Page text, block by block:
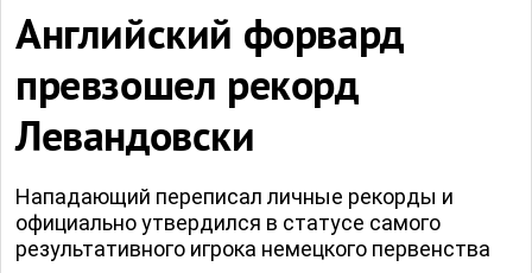
Английский форвард
превзошел рекорд
Левандовски
Нападающий переписал личные рекорды и
официально утвердился в статусе самого
результативного игрока немецкого первенства